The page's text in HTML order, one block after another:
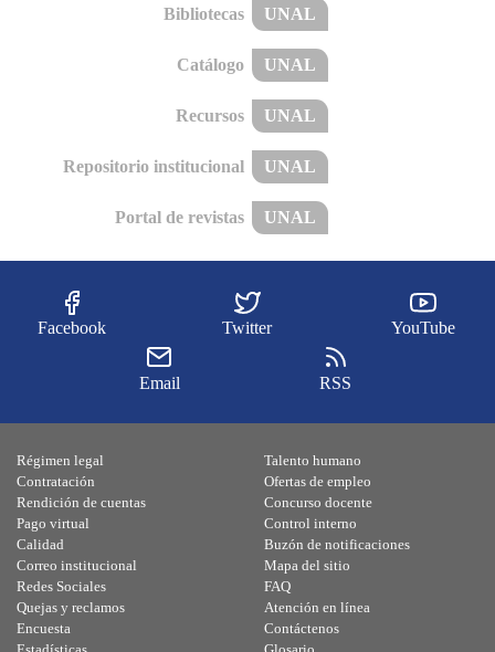
Bibliotecas UNAL
Catálogo UNAL
Recursos UNAL
Repositorio institucional UNAL
Portal de revistas UNAL
Facebook Twitter YouTube
Email RSS
Régimen legal
Contratación
Rendición de cuentas
Pago virtual
Calidad
Talento humano
Ofertas de empleo
Concurso docente
Control interno
Buzón de notificaciones
Correo institucional
Redes Sociales
Quejas y reclamos
Encuesta
Mapa del sitio
FAQ
Atención en línea
Contáctenos